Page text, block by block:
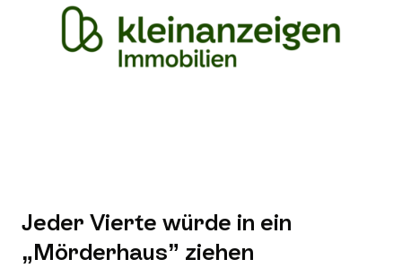
Jeder Vierte würde in ein
„Mörderhaus” ziehen